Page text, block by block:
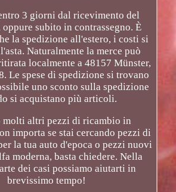
3 giorni dal ricevimento del
oppure subito in contrassegno. È
la spedizione all'estero, i costi si
Naturalmente la merce può
localmente a 48157 Münster,
Le spese di spedizione si trovano
uno sconto sulla spedizione
si acquistano più articoli.
molti altri pezzi di ricambio in
importa se stai cercando pezzi di
la tua auto d'epoca o pezzi nuovi
moderna, basta chiedere. Nella
dei casi possiamo aiutarti in
brevissimo tempo!